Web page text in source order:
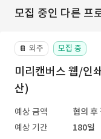
모집 중인 다른 프
📔 외주 모집 중
미리캔버스 웹/인
산)
예상 금액
협의 후
예상 기간
180일